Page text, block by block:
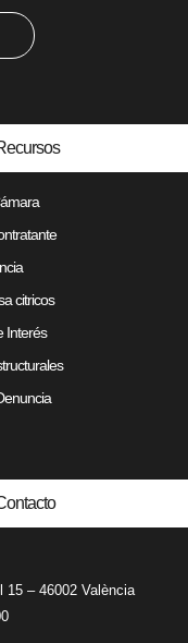
citricos
Interés
15 – 46002 València